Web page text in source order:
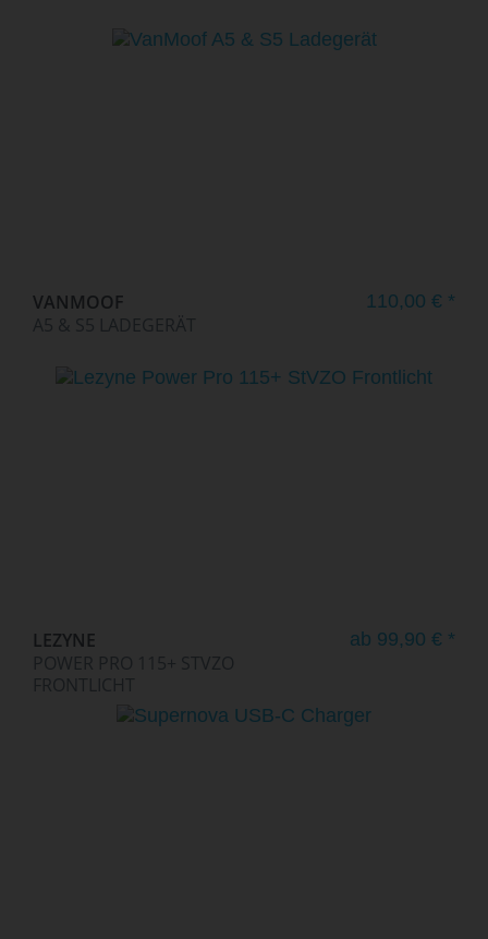
VANMOOF
A5 & S5 LADEGERÄT
110,00 € *
LEZYNE
POWER PRO 115+ STVZO
FRONTLICHT
ab 99,90 € *